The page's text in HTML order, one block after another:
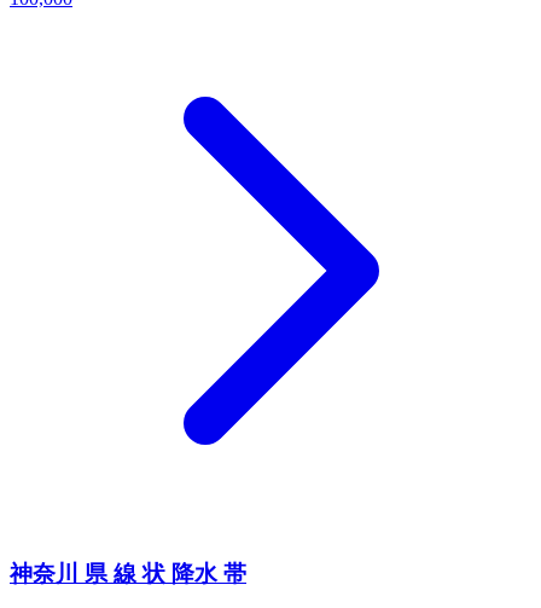
神奈川 県 線 状 降水 帯